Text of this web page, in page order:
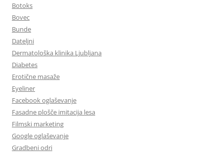
Botoks
Bovec
Bunde
Dateljni
Dermatološka klinika Ljubljana
Diabetes
Erotične masaže
Eyeliner
Facebook oglaševanje
Fasadne plošče imitacija lesa
Filmski marketing
Google oglaševanje
Gradbeni odri